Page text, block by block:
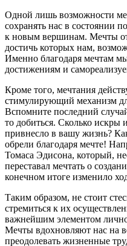
Одной лишь возможности
сохранять нас в состоянии
к новым вершинам. Мечты
достичь которых нам,
Именно благодаря мечтам
достижениям и
Кроме того, мечтания
стимулирующий механизм
Вспомните последний
то добиться. Сколько искры
привнесло в вашу жизнь?
обрели благодаря мечте!
Томаса Эдисона, который,
переставал мечтать о
конечном итоге изменило
Таким образом, не стоит
стремиться к их
важнейшим элементом
Мечты вдохновляют нас на
преодолевать жизненные